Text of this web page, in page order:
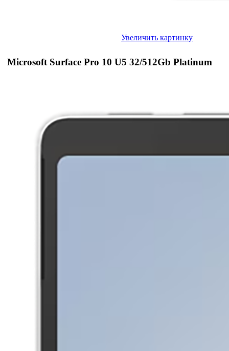
Увеличить картинку
Microsoft Surface Pro 10 U5 32/512Gb Platinum